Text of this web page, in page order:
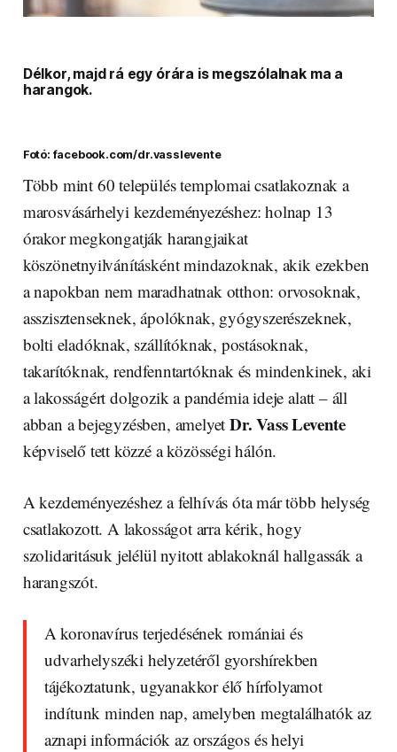
Délkor, majd rá egy órára is megszólalnak ma a
harangok.
Fotó: facebook.com/dr.vasslevente
Több mint 60 település templomai csatlakoznak a
marosvásárhelyi kezdeményezéshez: holnap 13
órakor megkongatják harangjaikat
köszönetnyilvánításként mindazoknak, akik ezekben
a napokban nem maradhatnak otthon: orvosoknak,
asszisztenseknek, ápolóknak, gyógyszerészeknek,
bolti eladóknak, szállítóknak, postásoknak,
takarítóknak, rendfenntartóknak és mindenkinek, aki
a lakosságért dolgozik a pandémia ideje alatt – áll
abban a bejegyzésben, amelyetDr. Vass Levente
képviselő tett közzé a közösségi hálón.
A kezdeményezéshez a felhívás óta már több helység
csatlakozott. A lakosságot arra kérik, hogy
szolidaritásuk jelélül nyitott ablakoknál hallgassák a
harangszót.
A koronavírus terjedésének romániai és
udvarhelyszéki helyzetéről gyorshírekben
tájékoztatunk, ugyanakkor élő hírfolyamot
indítunk minden nap, amelyben megtalálhatók az
aznapi információk az országos és helyi